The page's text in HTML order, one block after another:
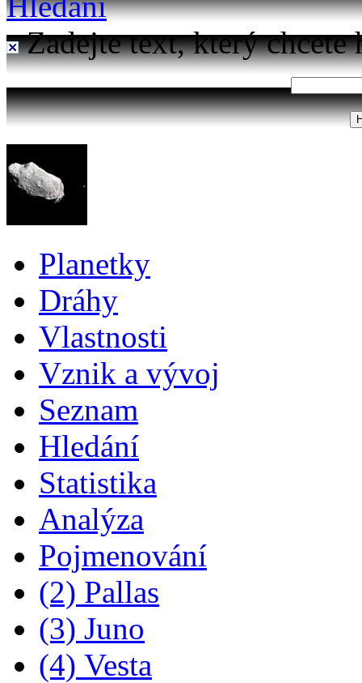
Zadejte text, který chcete
Planetky
Dráhy
Vlastnosti
Vznik a vývoj
Seznam
Hledání
Statistika
Analýza
Pojmenování
(2) Pallas
(3) Juno
(4) Vesta